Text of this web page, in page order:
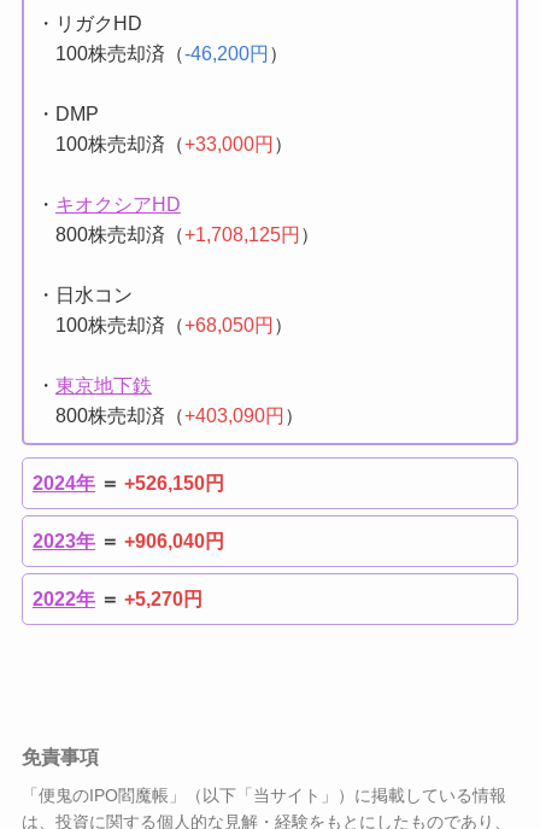
・リガクHD
100株売却済（-46,200円 ）
・DMP
100株売却済（+33,000円 ）
・ キオクシアHD
800株売却済（+1,708,125円 ）
・日水コン
100株売却済（+68,050円 ）
・ 東京地下鉄
800株売却済（+403,090円 ）
2024年＝ +526,150円
2023年＝ +906,040円
2022年＝ +5,270円
免責事項
「便鬼のIPO閻魔帳」（以下「当サイト」）に掲載している情報
は、投資に関する個人的な見解・経験をもとにしたものであり、